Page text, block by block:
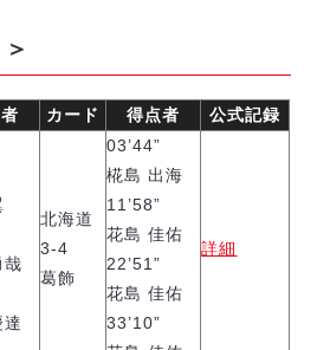
州
２）
US!
カード 得点者 公式記録
哉
北海道
3-4
葛飾
03’44”
椛島 出海
11’58”
花島 佳佑
22’51”
花島 佳佑
33’10”
詳細